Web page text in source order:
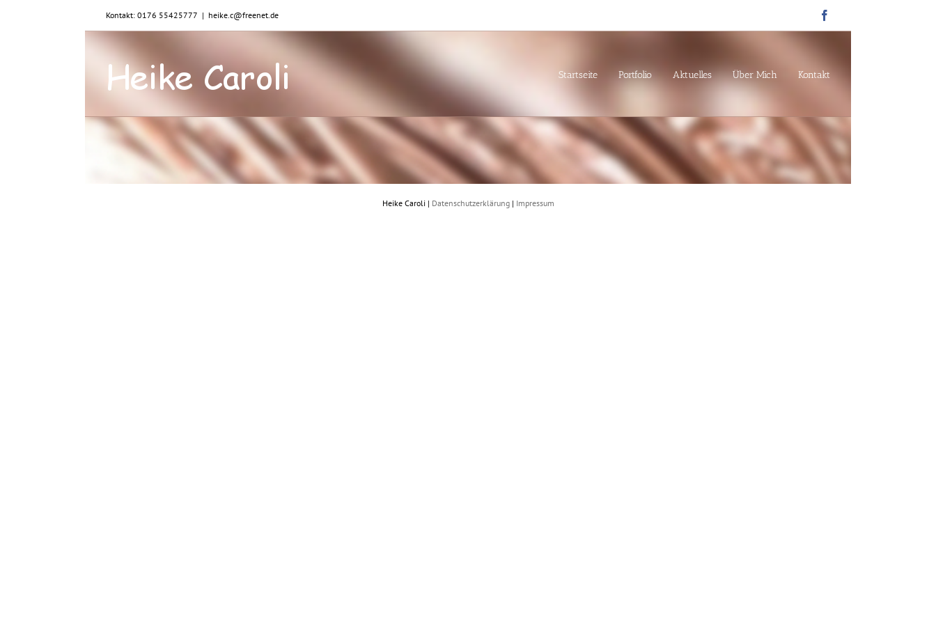
Kontakt: 0176 55425777 | heike.c@freenet.de
Startseite Portfolio Aktuelles Über Mich Kontakt
Heike Caroli | Datenschutzerklärung| Impressum